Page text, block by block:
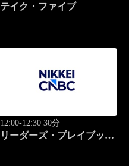
テイク・ファイブ
12:00-12:30 30分
リーダーズ・プレイブック